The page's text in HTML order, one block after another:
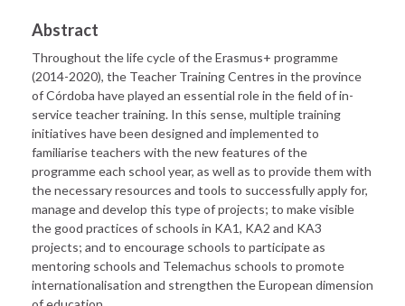
Abstract
Throughout the life cycle of the Erasmus+ programme
(2014-2020), the Teacher Training Centres in the province
of Córdoba have played an essential role in the field of in-
service teacher training. In this sense, multiple training
initiatives have been designed and implemented to
familiarise teachers with the new features of the
programme each school year, as well as to provide them with
the necessary resources and tools to successfully apply for,
manage and develop this type of projects; to make visible
the good practices of schools in KA1, KA2 and KA3
projects; and to encourage schools to participate as
mentoring schools and Telemachus schools to promote
internationalisation and strengthen the European dimension